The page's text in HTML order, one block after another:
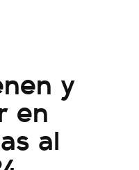
y
en
al